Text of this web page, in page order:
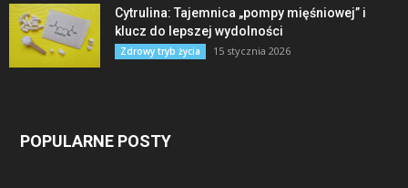
Cytrulina: Tajemnica „pompy mięśniowej” i
klucz do lepszej wydolności
Zdrowy tryb życia 15 stycznia 2026
POPULARNE POSTY